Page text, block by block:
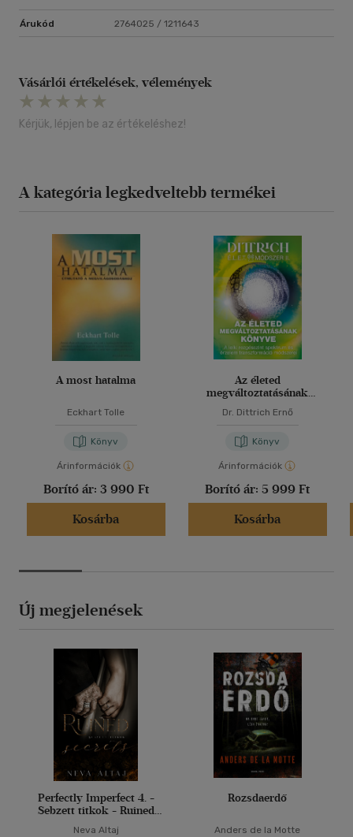
Árukód 2764025 / 1211643
Vásárlói értékelések, vélemények
Kérjük, lépjen be az értékeléshez!
A kategória legkedveltebb termékei
A most hatalma
Eckhart Tolle
Könyv
Árinformációk
Borító ár: 3 990 Ft
Kosárba
Az életed
megváltoztatásának
Dr. Dittrich Ernő
Könyv
Árinformációk
Borító ár: 5 999 Ft
Kosárba
Új megjelenések
Perfectly Imperfect 4. -
Sebzett titkok - Ruined
Neva Altaj
Rozsdaerdő
Anders de la Motte